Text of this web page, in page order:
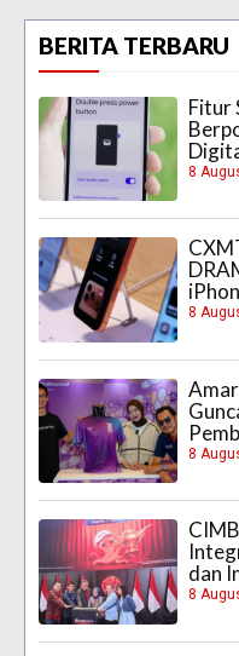
BERITA TERBARU
Fitur
8
8
8
dan
8